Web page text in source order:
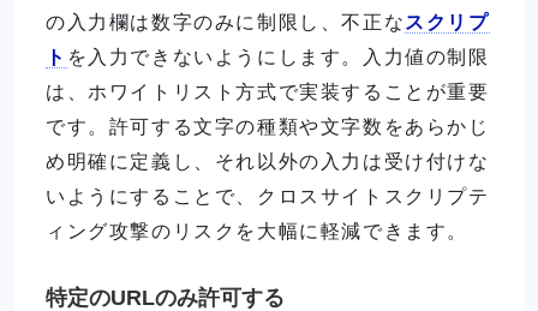
の入力欄は数字のみに制限し、不正な スクリプ
ト を入力できないようにします。入力値の制限
は、ホワイトリスト方式で実装することが重要
です。許可する文字の種類や文字数をあらかじ
め明確に定義し、それ以外の入力は受け付けな
いようにすることで、クロスサイトスクリプテ
ィング攻撃のリスクを大幅に軽減できます。
特定のURLのみ許可する